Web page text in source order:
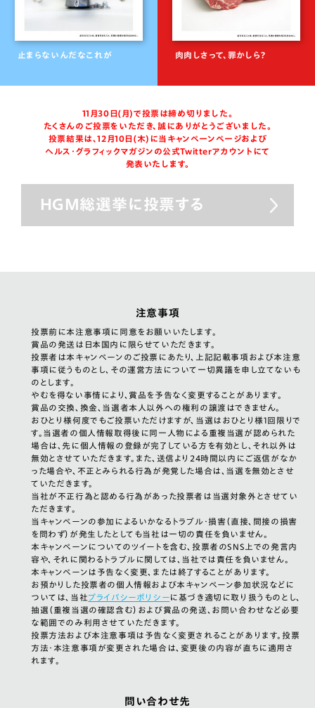
止まらないんだなこれが 肉肉しさって、罪かしら？
11月30日(月)で投票は締め切りました。
たくさんのご投票をいただき、誠にありがとうございました。
投票結果は、12月10日(木)に当キャンペーンページおよび
ヘルス・グラフィックマガジンの公式Twitterアカウントにて
発表いたします。
HGM総選挙に投票する
注意事項
投票前に本注意事項に同意をお願いいたします。
賞品の発送は日本国内に限らせていただきます。
投票者は本キャンペーンのご投票にあたり、上記記載事項および本注意
事項に従うものとし、その運営方法について一切異議を申し立てないも
のとします。
やむを得ない事情により、賞品を予告なく変更することがあります。
賞品の交換、換金、当選者本人以外への権利の譲渡はできません。
おひとり様何度でもご投票いただけますが、当選はおひとり様1回限りで
す。当選者の個人情報取得後に同一人物による重複当選が認められた
場合は、先に個人情報の登録が完了している方を有効とし、それ以外は
無効とさせていただきます。また、送信より24時間以内にご返信がなか
った場合や、不正とみられる行為が発覚した場合は、当選を無効とさせ
ていただきます。
当社が不正行為と認める行為があった投票者は当選対象外とさせてい
ただきます。
当キャンペーンの参加によるいかなるトラブル・損害（直接、間接の損害
を問わず）が発生したとしても当社は一切の責任を負いません。
本キャンペーンについてのツイートを含む、投票者のSNS上での発言内
容や、それに関わるトラブルに関しては、当社では責任を負いません。
本キャンペーンは予告なく変更、または終了することがあります。
お預かりした投票者の個人情報および本キャンペーン参加状況などに
ついては、当社プライバシーポリシーに基づき適切に取り扱うものとし、
抽選（重複当選の確認含む）および賞品の発送、お問い合わせなど必要
な範囲でのみ利用させていただきます。
投票方法および本注意事項は予告なく変更されることがあります。投票
方法・本注意事項が変更された場合は、変更後の内容が直ちに適用さ
れます。
問い合わせ先